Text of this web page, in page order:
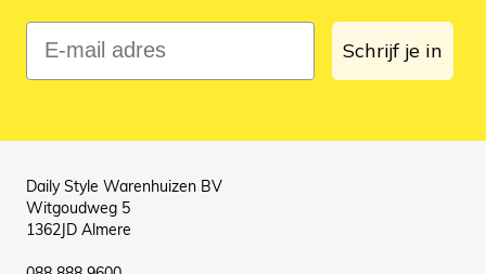
E-mail adres
Schrijf je in
Daily Style Warenhuizen BV
Witgoudweg 5
1362JD Almere